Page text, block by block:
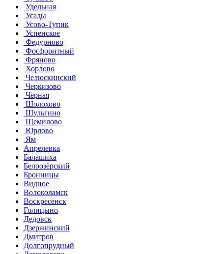
Удельная
Усады
Усово-Тупик
Успенское
Федурново
Фосфоритный
Фряново
Хорлово
Челюскинский
Черкизово
Чёрная
Шолохово
Шульгино
Щемилово
Юрлово
Ям
Апрелевка
Балашиха
Белоозёрский
Бронницы
Видное
Волоколамск
Воскресенск
Голицыно
Дедовск
Дзержинский
Дмитров
Долгопрудный